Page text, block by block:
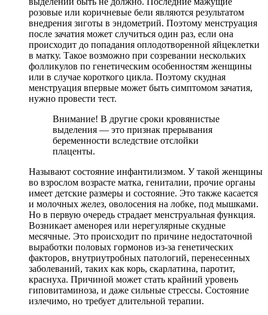
розовые или коричневые бели являются результатом
внедрения зиготы в эндометрий. Поэтому менструация
после зачатия может случиться один раз, если она
происходит до попадания оплодотворенной яйцеклетки
в матку. Такое возможно при созревании нескольких
фолликулов по генетическим особенностям женщины
или в случае короткого цикла. Поэтому скудная
менструация впервые может быть симптомом зачатия,
нужно провести тест.
Внимание! В другие сроки кровянистые
выделения — это признак прерывания
беременности вследствие отслойки
плаценты.
Называют состояние инфантилизмом. У такой женщины
во взрослом возрасте матка, гениталии, прочие органы
имеет детские размеры и состояние. Это также касается
и молочных желез, оволосения на лобке, под мышками.
Но в первую очередь страдает менструальная функция.
Возникает аменорея или нерегулярные скудные
месячные. Это происходит по причине недостаточной
выработки половых гормонов из-за генетических
факторов, внутриутробных патологий, перенесенных
заболеваний, таких как корь, скарлатина, паротит,
краснуха. Причиной может стать крайний уровень
гиповитаминоза, и даже сильные стрессы. Состояние
излечимо, но требует длительной терапии.